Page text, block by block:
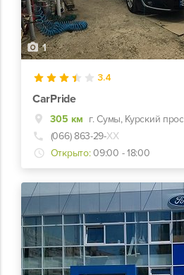
1
3.4
CarPride
305 км г. Сумы, Курский
(066) 863-29-ХХ
Открыто: 09:00 - 18:00